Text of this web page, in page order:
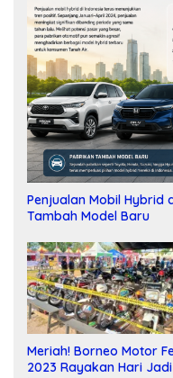
Penjualan Mobil Hybrid
Tambah Model Baru
Meriah! Borneo Motor
2023 Rayakan Hari Jadi